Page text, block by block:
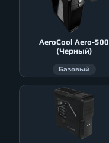
AeroСool Aero-500
(Черный)
Базовый